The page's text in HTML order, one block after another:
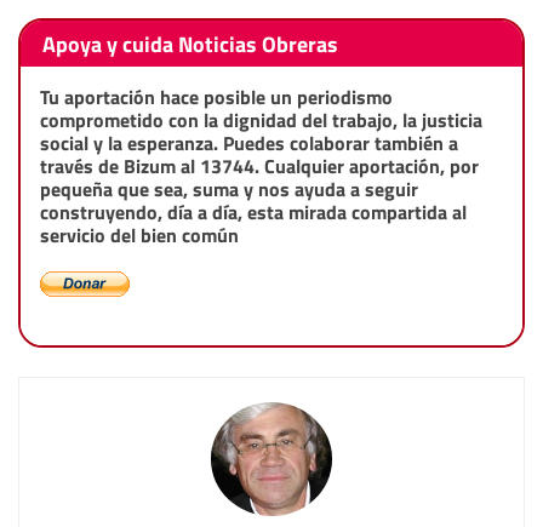
Apoya y cuida Noticias Obreras
Tu aportación hace posible un periodismo
comprometido con la dignidad del trabajo, la justicia
social y la esperanza. Puedes colaborar también a
través de Bizum al 13744. Cualquier aportación, por
pequeña que sea, suma y nos ayuda a seguir
construyendo, día a día, esta mirada compartida al
servicio del bien común